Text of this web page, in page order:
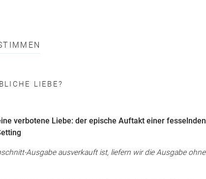
LIEBE?
verbotene Liebe: der epische Auftakt einer fesselnden
Ausgabe ausverkauft ist, liefern wir die Ausgabe ohne